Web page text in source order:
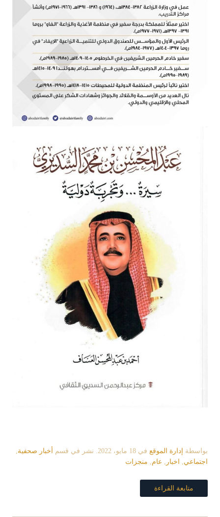
بواسطة إدارة الموقع في 18 مايو، 2022 . نشر في قسم أخبار صحفية
اجتماعي
اخبار عام منجزات
متابعة القراءة